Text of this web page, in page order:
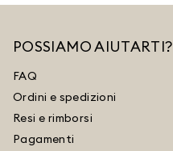
POSSIAMO AIUTARTI?
FAQ
Ordini e spedizioni
Resi e rimborsi
Pagamenti